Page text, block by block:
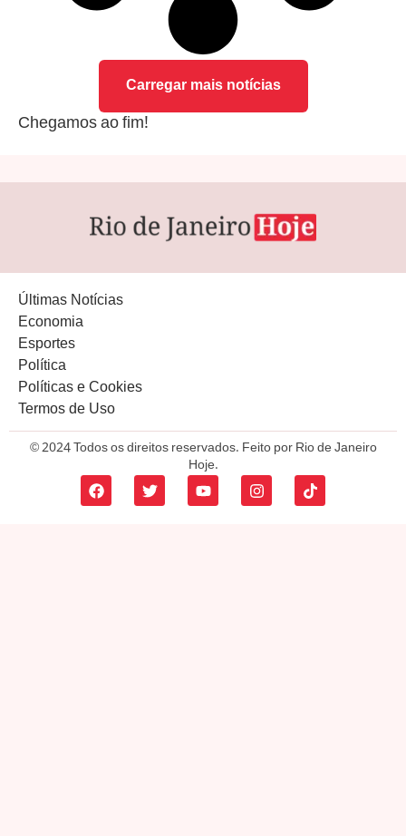
Carregar mais notícias
Chegamos ao fim!
Últimas Notícias
Economia
Esportes
Política
Políticas e Cookies
Termos de Uso
© 2024 Todos os direitos reservados. Feito por Rio de Janeiro
Hoje.